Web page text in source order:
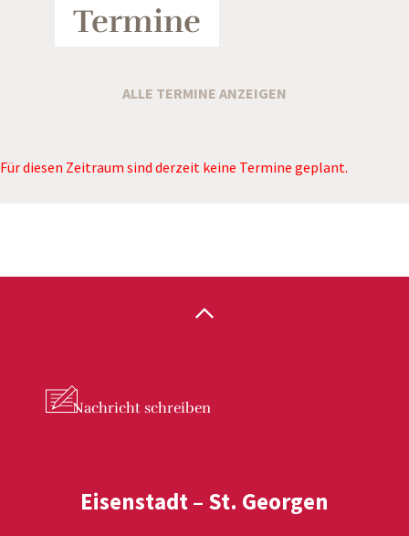
Termine
ALLE TERMINE ANZEIGEN
Für diesen Zeitraum sind derzeit keine Termine geplant.
Nachricht schreiben
Eisenstadt – St. Georgen